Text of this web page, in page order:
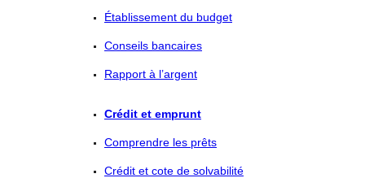
Établissement du budget
Conseils bancaires
Rapport à l’argent
Crédit et emprunt
Comprendre les prêts
Crédit et cote de solvabilité